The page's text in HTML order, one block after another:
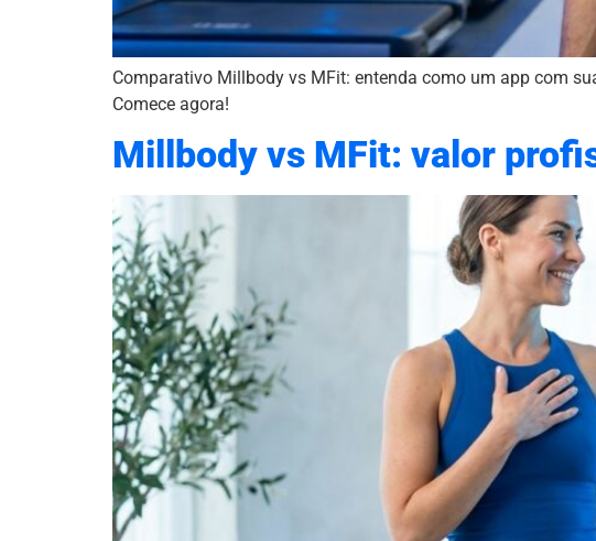
Comparativo Millbody vs MFit: entenda como um app com
Comece agora!
Millbody vs MFit: valor